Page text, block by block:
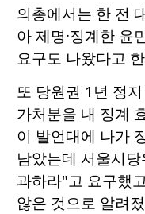
의총에서는 한 전
아 제명·징계한 윤
요구도 나왔다고
또 당원권 1년 정
가처분을 내 징계
이 발언대에 나가
남았는데 서울시
과하라"고 요구했
않은 것으로 알려